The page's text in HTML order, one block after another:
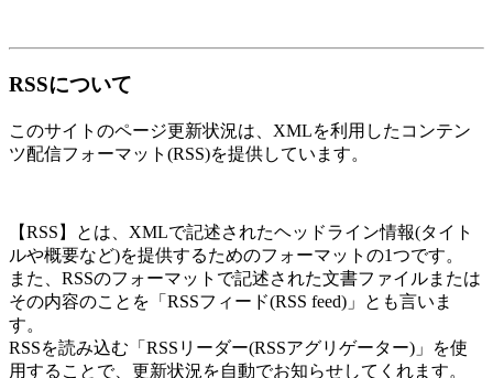
RSSについて
このサイトのページ更新状況は、XMLを利用したコンテン
ツ配信フォーマット(RSS)を提供しています。
【RSS】とは、XMLで記述されたヘッドライン情報(タイト
ルや概要など)を提供するためのフォーマットの1つです。
また、RSSのフォーマットで記述された文書ファイルまたは
その内容のことを「RSSフィード(RSS feed)」とも言いま
す。
RSSを読み込む「RSSリーダー(RSSアグリゲーター)」を使
用することで、更新状況を自動でお知らせしてくれます。